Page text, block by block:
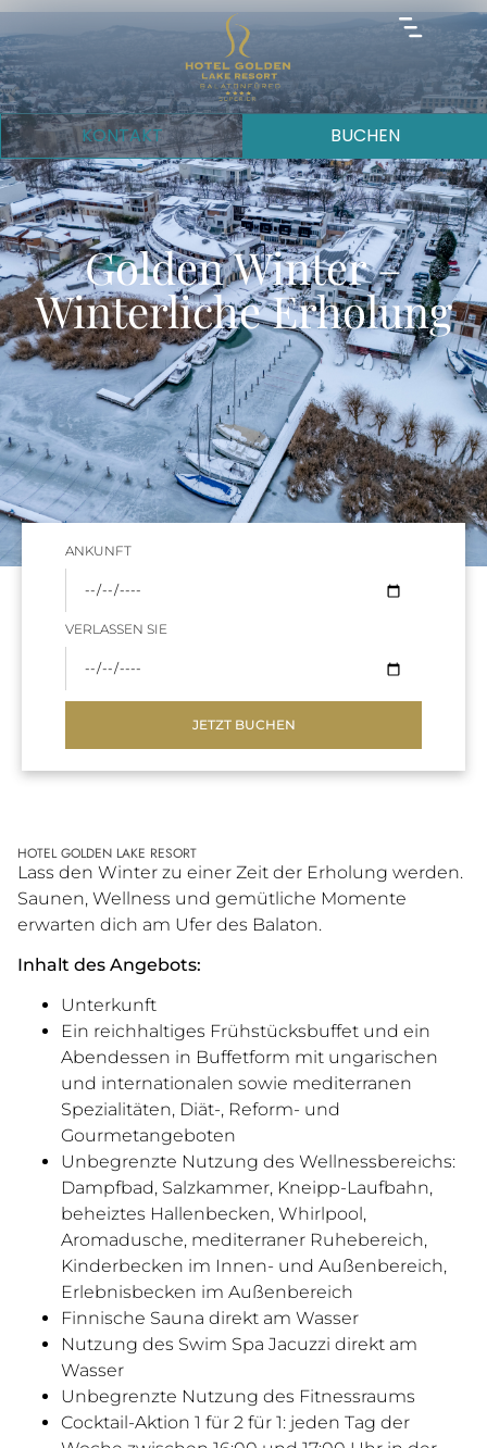
KONTAKT BUCHEN
Golden Winter –
Winterliche Erholung
ANKUNFT
VERLASSEN SIE
JETZT BUCHEN
HOTEL GOLDEN LAKE RESORT
Lass den Winter zu einer Zeit der Erholung werden.
Saunen, Wellness und gemütliche Momente
erwarten dich am Ufer des Balaton.
Inhalt des Angebots:
Unterkunft
Ein reichhaltiges Frühstücksbuffet und ein
Abendessen in Buffetform mit ungarischen
und internationalen sowie mediterranen
Spezialitäten, Diät-, Reform- und
Gourmetangeboten
Unbegrenzte Nutzung des Wellnessbereichs:
Dampfbad, Salzkammer, Kneipp-Laufbahn,
beheiztes Hallenbecken, Whirlpool,
Aromadusche, mediterraner Ruhebereich,
Kinderbecken im Innen- und Außenbereich,
Erlebnisbecken im Außenbereich
Finnische Sauna direkt am Wasser
Nutzung des Swim Spa Jacuzzi direkt am
Wasser
Unbegrenzte Nutzung des Fitnessraums
Cocktail-Aktion 1 für 2 für 1: jeden Tag der